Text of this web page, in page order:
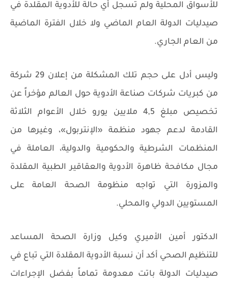
للأسواق المحلية ولم تسجل أي حالة للأدوية المقلدة في
صيدليات الدولة العام الماضي ولا خلال الفترة الماضية
من العام الجاري.
وليس أدل على حجم تلك المشكلة من إعلان 29 شركة
من كبريات شركات صناعة الأدوية حول العالم مؤخراً عن
تخصيص مبلغ 4,5 ملايين يورو خلال الأعوام الثلاثة
القادمة لدعم جهود منظمة «الإنتربول»، وغيرها من
المنظمات الشرطية والحكومية والدولية، العاملة في
مجال مكافحة ظاهرة الأدوية والعقاقير الطبية المقلدة
والمزورة التي تواجه منظومة الصحة العامة على
المستويين الدولي والمحلي.
الدكتور أمين الأميري وكيل وزارة الصحة المساعد
للتنظيم الصحي أكد أن نسبة الأدوية المقلدة التي تباع في
صيدليات الدولة باتت معدومة تماماً بفضل الإجراءات